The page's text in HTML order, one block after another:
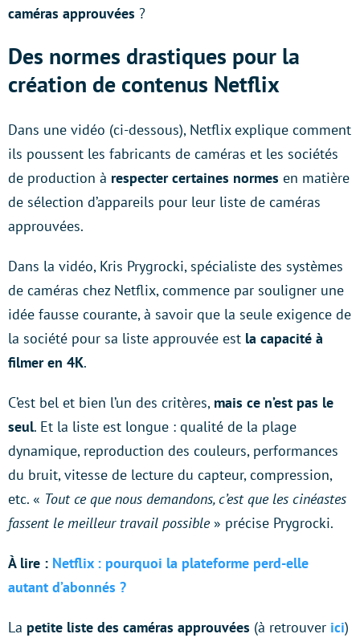
caméras approuvées ?
Des normes drastiques pour la
création de contenus Netflix
Dans une vidéo (ci-dessous), Netflix explique comment
ils poussent les fabricants de caméras et les sociétés
de production à respecter certaines normes en matière
de sélection d’appareils pour leur liste de caméras
approuvées.
Dans la vidéo, Kris Prygrocki, spécialiste des systèmes
de caméras chez Netflix, commence par souligner une
idée fausse courante, à savoir que la seule exigence de
la société pour sa liste approuvée est la capacité à
filmer en 4K.
C’est bel et bien l’un des critères, mais ce n’est pas le
seul. Et la liste est longue : qualité de la plage
dynamique, reproduction des couleurs, performances
du bruit, vitesse de lecture du capteur, compression,
etc. « Tout ce que nous demandons, c’est que les cinéastes
fassent le meilleur travail possible » précise Prygrocki.
À lire : Netflix : pourquoi la plateforme perd-elle
autant d’abonnés ?
La petite liste des caméras approuvées (à retrouver ici)